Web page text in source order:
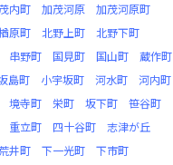
内町 加茂河原
加茂河原町
原町 北野上町
北野下町
串野町 国見町 国山町
蔵作町
島町 小宇坂町 河水町
河内町
境寺町 栄町 坂下町
笹谷町
重立町 四十谷町
志津が丘
井町 下一光町
下市町